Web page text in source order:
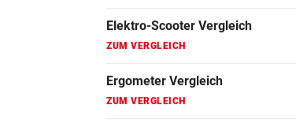
ZUM VERGLEICH
ZUM VERGLEICH